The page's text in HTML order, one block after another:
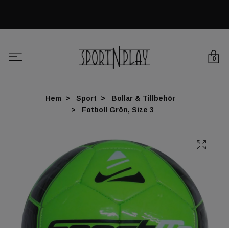
0
Hem Sport
Bollar & Tillbehör
Fotboll Grön, Size 3